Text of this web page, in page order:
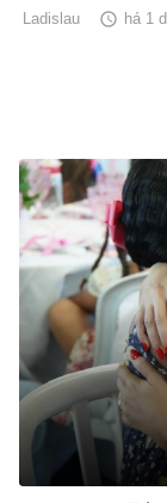
Ladislau  há 1